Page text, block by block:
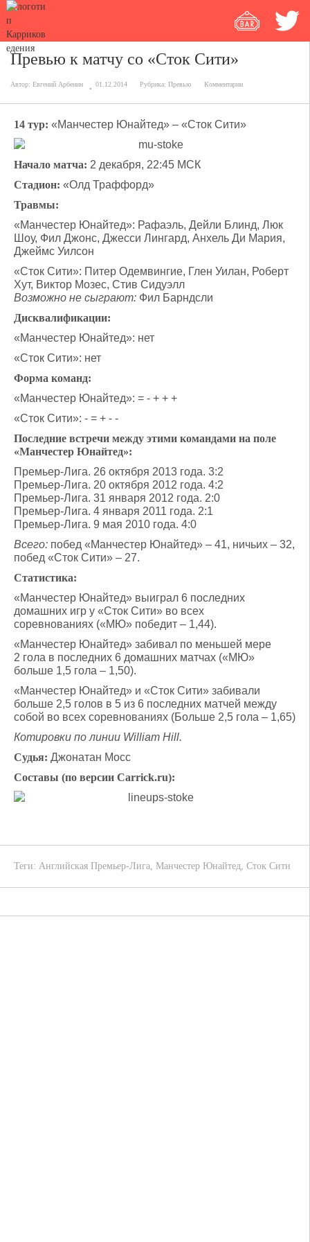
Превью к матчу со «Сток Сити»
Автор: Евгений Арбенин 01.12.2014 Рубрика: Превью Комментарии
14 тур: «Манчестер Юнайтед» – «Сток Сити»
Начало матча: 2 декабря, 22:45 МСК
Стадион: «Олд Траффорд»
Травмы:
«Манчестер Юнайтед»: Рафаэль, Дейли Блинд, Люк
Шоу, Фил Джонс, Джесси Лингард, Анхель Ди Мария,
Джеймс Уилсон
«Сток Сити»: Питер Одемвингие, Глен Уилан, Роберт
Хут, Виктор Мозес, Стив Сидуэлл
Возможно не сыграют: Фил Барндсли
Дисквалификации:
«Манчестер Юнайтед»: нет
«Сток Сити»: нет
Форма команд:
«Манчестер Юнайтед»: = - + + +
«Сток Сити»: - = + - -
Последние встречи между этими командами на поле
«Манчестер Юнайтед»:
Премьер-Лига. 26 октября 2013 года. 3:2
Премьер-Лига. 20 октября 2012 года. 4:2
Премьер-Лига. 31 января 2012 года. 2:0
Премьер-Лига. 4 января 2011 года. 2:1
Премьер-Лига. 9 мая 2010 года. 4:0
Всего: побед «Манчестер Юнайтед» – 41, ничьих – 32,
побед «Сток Сити» – 27.
Статистика:
«Манчестер Юнайтед» выиграл 6 последних
домашних игр у «Сток Сити» во всех
соревнованиях («МЮ» победит – 1,44).
«Манчестер Юнайтед» забивал по меньшей мере
2 гола в последних 6 домашних матчах («МЮ»
больше 1,5 гола – 1,50).
«Манчестер Юнайтед» и «Сток Сити» забивали
больше 2,5 голов в 5 из 6 последних матчей между
собой во всех соревнованиях (Больше 2,5 гола – 1,65)
Котировки по линии William Hill.
Судья: Джонатан Мосс
Составы (по версии Carrick.ru):
Теги: Английская Премьер-Лига, Манчестер Юнайтед, Сток Сити